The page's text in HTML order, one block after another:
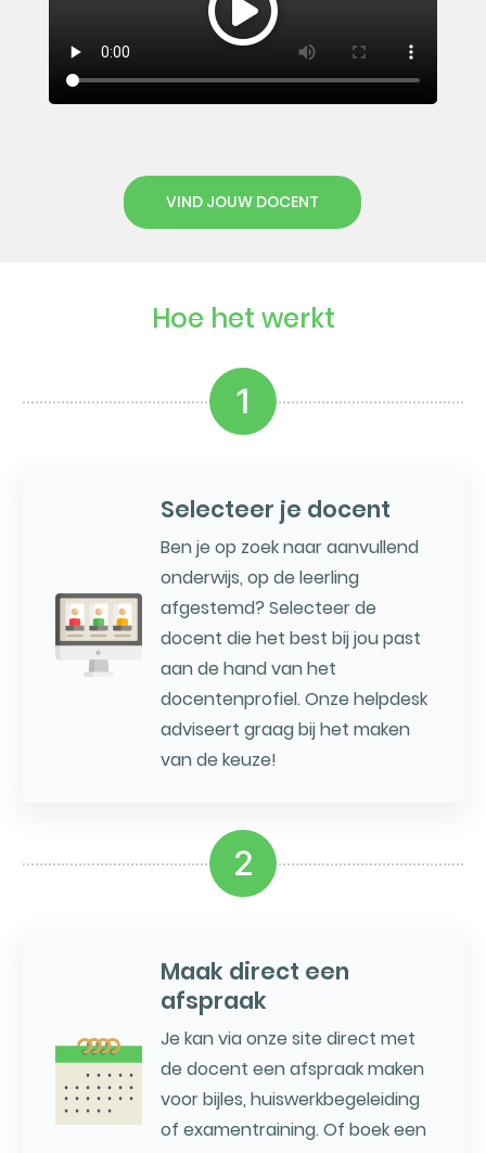
VIND JOUW DOCENT
Hoe het werkt
1
Selecteer je docent
Ben je op zoek naar aanvullend
onderwijs, op de leerling
afgestemd? Selecteer de
docent die het best bij jou past
aan de hand van het
docentenprofiel. Onze helpdesk
adviseert graag bij het maken
van de keuze!
2
Maak direct een
afspraak
Je kan via onze site direct met
de docent een afspraak maken
voor bijles, huiswerkbegeleiding
of examentraining. Of boek een